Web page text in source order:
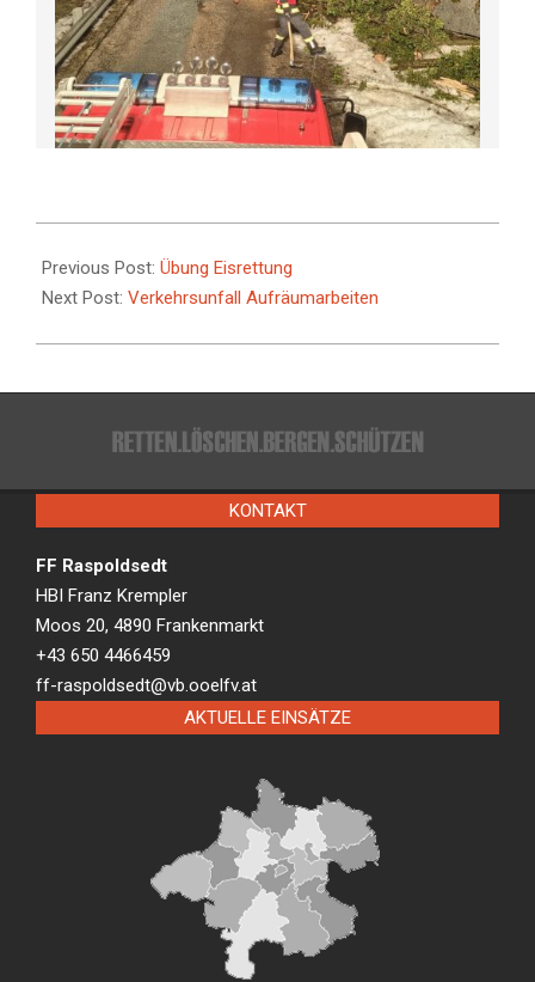
02-
12
Previous Post: Übung Eisrettung
Next Post: Verkehrsunfall Aufräumarbeiten
KONTAKT
FF Raspoldsedt
HBI Franz Krempler
Moos 20, 4890 Frankenmarkt
+43 650 4466459
ff-raspoldsedt@vb.ooelfv.at
AKTUELLE EINSÄTZE